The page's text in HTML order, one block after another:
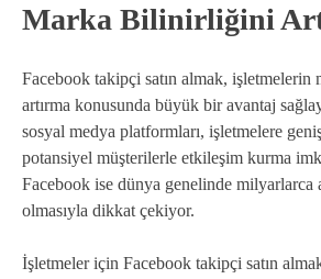
Marka Bilinirliğini
Facebook takipçi satın almak,
artırma konusunda büyük bir avantaj
sosyal medya platformları, işletmelere
potansiyel müşterilerle etkileşim kurma
Facebook ise dünya genelinde milyarlarca
olmasıyla dikkat çekiyor.
İşletmeler için Facebook takipçi satın